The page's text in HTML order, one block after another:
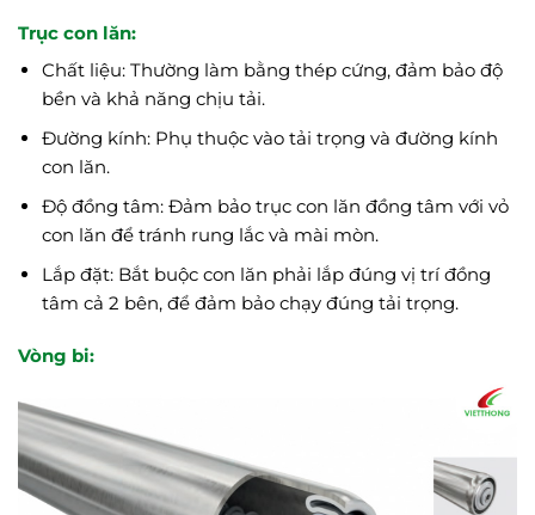
Trục con lăn:
Chất liệu: Thường làm bằng thép cứng, đảm bảo độ
bền và khả năng chịu tải.
Đường kính: Phụ thuộc vào tải trọng và đường kính
con lăn.
Độ đồng tâm: Đảm bảo trục con lăn đồng tâm với vỏ
con lăn để tránh rung lắc và mài mòn.
Lắp đặt: Bắt buộc con lăn phải lắp đúng vị trí đồng
tâm cả 2 bên, để đảm bảo chạy đúng tải trọng.
Vòng bi: